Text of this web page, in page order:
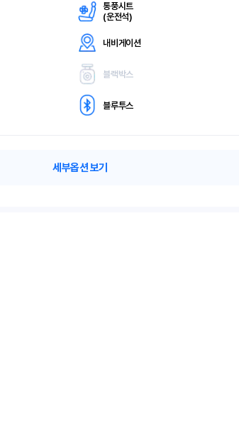
통풍시트
(운전석)
내비게이션
블랙박스
블루투스
세부옵션 보기